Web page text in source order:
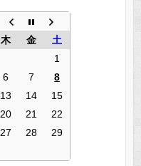
木 金
土
1
6 7
8
13 14
15
20 21
22
27 28
29